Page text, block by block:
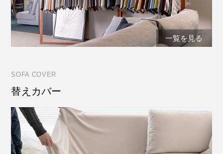
一覧を見る
SOFA COVER
替えカバー